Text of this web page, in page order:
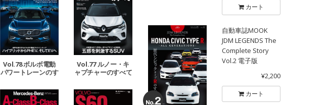
Vol.78 ボルボ電動
パワートレーンのす
Vol.77 ルノー・キ
ャプチャーのすべて
カート
自動車誌MOOK
JDM LEGENDS The
Complete Story
Vol.2 電子版
¥2,200
カート